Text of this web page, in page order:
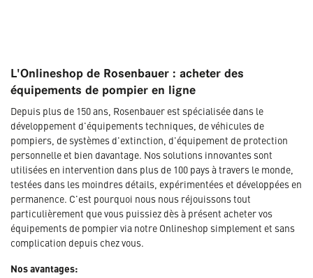
L'Onlineshop de Rosenbauer : acheter des
équipements de pompier en ligne
Depuis plus de 150 ans, Rosenbauer est spécialisée dans le
développement d'équipements techniques, de véhicules de
pompiers, de systèmes d'extinction, d'équipement de protection
personnelle et bien davantage. Nos solutions innovantes sont
utilisées en intervention dans plus de 100 pays à travers le monde,
testées dans les moindres détails, expérimentées et développées en
permanence. C'est pourquoi nous nous réjouissons tout
particulièrement que vous puissiez dès à présent acheter vos
équipements de pompier via notre Onlineshop simplement et sans
complication depuis chez vous.
Nos avantages: